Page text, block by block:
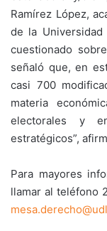
Ramírez López,
de la
cuestionado
señaló que, en
casi 700
materia
electorales y
estratégicos”,
Para mayores
llamar al teléfono